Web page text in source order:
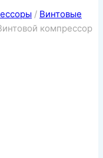
/ Винтовые
компрессор